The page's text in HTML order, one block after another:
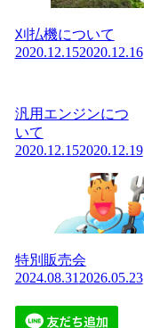
刈払機について
2020.12.152020.12.16
汎用エンジンにつ
いて
2020.12.152020.12.19
特別販売会
2024.08.31 2026.05.23